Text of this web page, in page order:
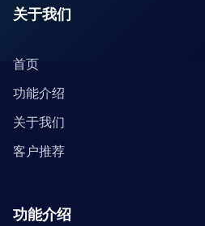
关于我们
首页
功能介绍
关于我们
客户推荐
功能介绍